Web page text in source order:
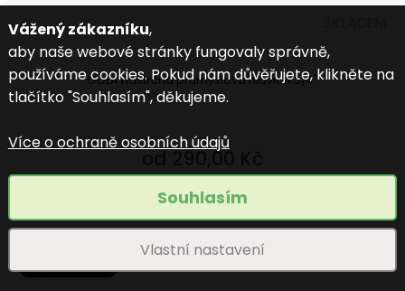
GOLA nástrčná průmyslová hlavice 3/4"
od 290,00 Kč
Vážený zákazníku,
aby naše webové stránky fungovaly správně,
používáme cookies. Pokud nám důvěřujete, klikněte na
tlačítko "Souhlasím", děkujeme.
Více o ochraně osobních údajů
Souhlasím
Vlastní nastavení